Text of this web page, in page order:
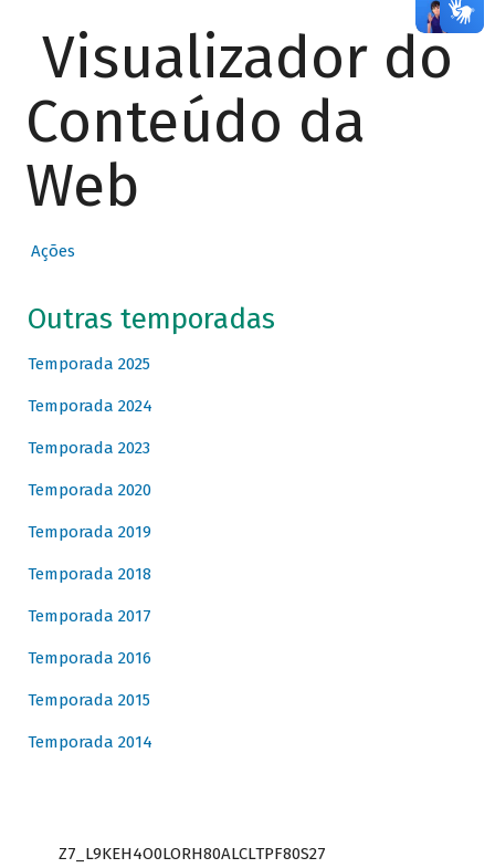
Visualizador do
Conteúdo da
Web
Ações
Outras temporadas
Temporada 2025
Temporada 2024
Temporada 2023
Temporada 2020
Temporada 2019
Temporada 2018
Temporada 2017
Temporada 2016
Temporada 2015
Temporada 2014
Z7_L9KEH4O0LORH80ALCLTPF80S27